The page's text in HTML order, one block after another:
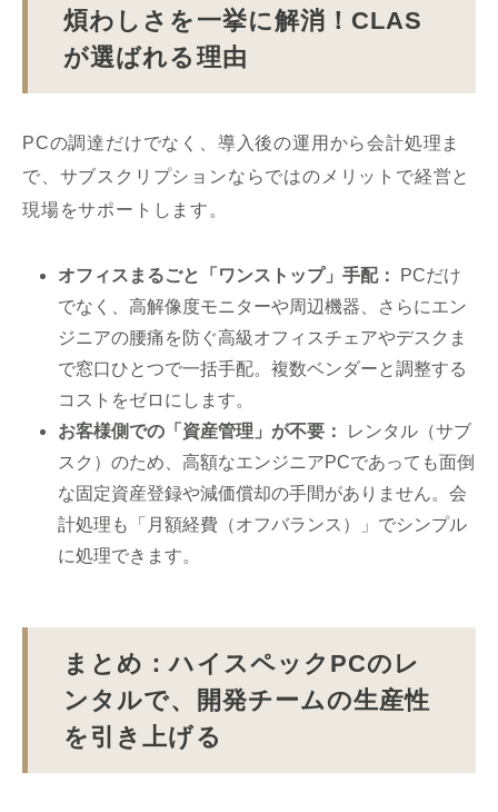
煩わしさを一挙に解消！CLAS
が選ばれる理由
PCの調達だけでなく、導入後の運用から会計処理ま
で、サブスクリプションならではのメリットで経営と
現場をサポートします。
オフィスまるごと「ワンストップ」手配：
PCだけ
でなく、高解像度モニターや周辺機器、さらにエン
ジニアの腰痛を防ぐ高級オフィスチェアやデスクま
で窓口ひとつで一括手配。複数ベンダーと調整する
コストをゼロにします。
お客様側での「資産管理」が不要：
レンタル（サブ
スク）のため、高額なエンジニアPCであっても面倒
な固定資産登録や減価償却の手間がありません。会
計処理も「月額経費（オフバランス）」でシンプル
に処理できます。
まとめ：ハイスペックPCのレ
ンタルで、開発チームの生産性
を引き上げる